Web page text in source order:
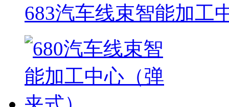
683汽车线束智能加工